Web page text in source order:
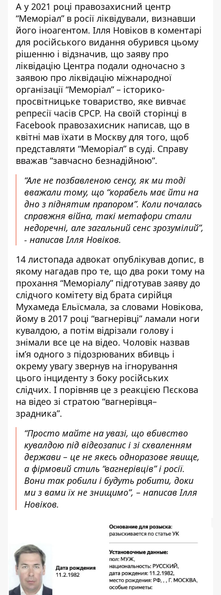
А у 2021 році правозахисний центр
“Меморіал” в росії ліквідували, визнавши
його іноагентом. Ілля Новіков в коментарі
для російського видання обурився цьому
рішенню і відзначив, що заяву про
ліквідацію Центра подали одночасно з
заявою про ліквідацію міжнародної
організації “Меморіал” – історико-
просвітницьке товариство, яке вивчає
репресії часів СРСР. На своїй сторінці в
Facebook правозахисник написав, що в
квітні мав їхати в Москву для того, щоб
представляти “Меморіал” в суді. Справу
вважав “завчасно безнадійною”.
“Але не позбавленою сенсу, як ми тоді
вважали тому, що “корабель має йти на
дно з піднятим прапором”. Коли почалась
справжня війна, такі метафори стали
недоречні, але загальний сенс зрозумілий”,
- написавІлля Новіков.
14 листопада адвокат опублікував допис, в
якому нагадав про те, що два роки тому на
прохання “Меморіалу” підготував заяву до
слідчого комітету від брата сирійця
Мухамеда Ельїсмала, за словами Новікова,
йому в 2017 році “вагнерівці” ламали ноги
кувалдою, а потім відрізали голову і
знімали все це на відео. Чоловік назвав
ім’я одного з підозрюваних вбивць і
окрему увагу звернув на ігнорування
цього інциденту з боку російських
слідчих. І порівняв це з реакцією Пєскова
на відео зі стратою “вагнерівця–
зрадника”.
“Просто майте на увазі, що вбивство
кувалдою під відеозапис і зі схваленням
держави – це не якесь одноразове явище,
а фірмовий стиль “вагнерівців” і росії.
Вони так робили і будуть робити, доки
ми з вами їх не знищимо”, – написав Ілля
Новіков.